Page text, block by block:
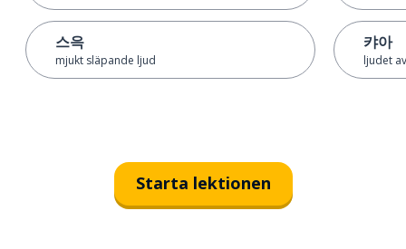
스윽
mjukt släpande ljud
캬아
ljudet
Starta lektionen